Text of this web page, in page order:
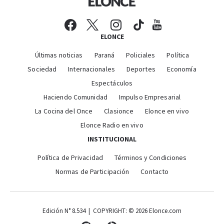
ELONCE
Últimas noticias Paraná Policiales
Política
Sociedad
Internacionales Deportes
Economía
Espectáculos
Haciendo Comunidad
Impulso Empresarial
La Cocina del Once
Clasionce
Elonce en vivo
Elonce Radio en vivo
INSTITUCIONAL
Política de Privacidad
Términos y Condiciones
Normas de Participación
Contacto
Edición N° 8.534 | COPYRIGHT: © 2026 Elonce.com